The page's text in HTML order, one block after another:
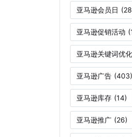
亚马逊会员日
亚马逊促销活动
亚马逊关键词优化
亚马逊广告 (403)
亚马逊库存 (14)
亚马逊推广 (26)